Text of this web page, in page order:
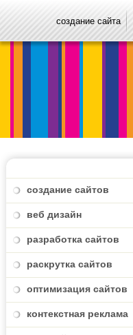
создание сайта
создание сайтов
веб дизайн
разработка сайтов
раскрутка сайтов
оптимизация сайтов
контекстная реклама